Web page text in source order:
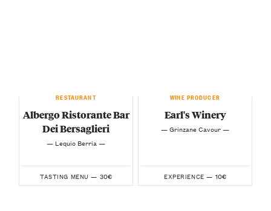
RESTAURANT
Albergo Ristorante Bar
Dei Bersaglieri
— Lequio Berria —
TASTING MENU — 30€
WINE PRODUCER
Earl's Winery
— Grinzane Cavour —
EXPERIENCE — 10€